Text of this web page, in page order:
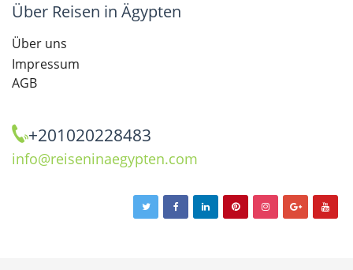
Über Reisen in Ägypten
Über uns
Impressum
AGB
+201020228483
info@reiseninaegypten.com